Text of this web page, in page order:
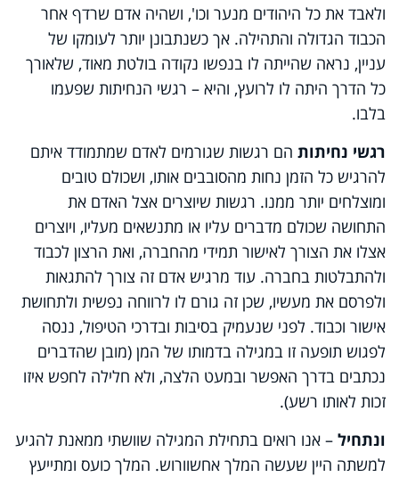
ולאבד את כל היהודים מנער וכו', ושהיה אדם שרדף אחר
הכבוד הגדולה והתהילה. אך כשנתבונן יותר לעומקו של
עניין, נראה שהייתה לו בנפשו נקודה בולטת מאוד, שלאורך
כל הדרך היתה לו לרועץ, והיא – רגשי הנחיתות שפעמו
בלבו.
רגשי נחיתות הם רגשות שגורמים לאדם שמתמודד איתם
להרגיש כל הזמן נחות מהסובבים אותו, ושכולם טובים
ומוצלחים יותר ממנו. רגשות שיוצרים אצל האדם את
התחושה שכולם מדברים עליו או מתנשאים מעליו, ויוצרים
אצלו את הצורך לאישור תמידי מהחברה, ואת הרצון לכבוד
ולהתבלטות בחברה. עוד מרגיש אדם זה צורך להתגאות
ולפרסם את מעשיו, שכן זה גורם לו לרווחה נפשית ולתחושת
אישור וכבוד. לפני שנעמיק בסיבות ובדרכי הטיפול, ננסה
לפגוש תופעה זו במגילה בדמותו של המן (מובן שהדברים
נכתבים בדרך האפשר ובמעט הלצה, ולא חלילה לחפש איזו
זכות לאותו רשע).
ונתחיל – אנו רואים בתחילת המגילה שוושתי ממאנת להגיע
למשתה היין שעשה המלך אחשוורוש. המלך כועס ומתייעץ